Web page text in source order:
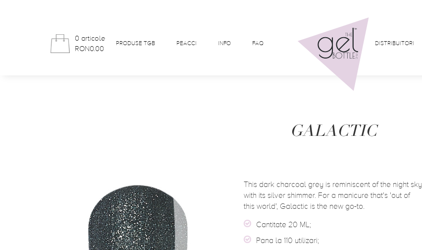
0 articole
RON0.00
PRODUSE TGB PEACCI INFO FAQ DISTRIBUITORI
GALACTIC
This dark charcoal grey is reminiscent of the night sky
with its silver shimmer. For a manicure that's 'out of
this world', Galactic is the new go-to.
Cantitate 20 ML;
Pana la 110 utilizari;